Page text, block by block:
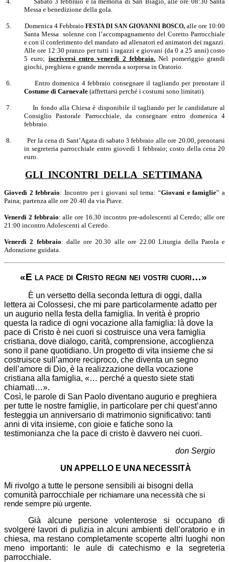
Messa e benedizione della gola.
5. Domenica 4 Febbraio FESTA DI SAN GIOVANNI BOSCO, alle ore 10:00
Santa Messa solenne con l’accompagnamento del Coretto Parrocchiale
e con il conferimento del mandato ad allenatori ed animatori dei ragazzi.
Alle ore 12:30 pranzo per tutti i ragazzi e giovani (da 0 a 25 anni) costo
5 euro; iscriversi entro venerdì 2 febbraio. Nel pomeriggio grandi
giochi, preghiera e grande merenda a sorpresa in Oratorio.
6.
Entro domenica 4 febbraio consegnare il tagliando per prenotare il
Costume di Carnevale (affrettarsi perché i costumi sono limitati).
7.
In fondo alla Chiesa è disponibile il tagliando per le candidature al
Consiglio Pastorale Parrocchiale, da consegnare entro domenica 4
febbraio.
8.
Per la cena di Sant’Agata di sabato 3 febbraio alle ore 20.00, prenotarsi
in segreteria parrocchiale entro giovedì 1 febbraio; costo della cena 20
euro.
GLI INCONTRI DELLA SETTIMANA
Giovedì 2 febbraio: Incontro per i giovani sul tema: “Giovani e famiglie” a
Paina; partenza alle ore 20:40 da via Piave.
Venerdì 2 febbraio: alle ore 16.30 incontro pre-adolescenti al Ceredo; alle ore
21:00 incontro Adolescenti al Ceredo.
Venerdì 2 febbraio: dalle ore 20.30 alle ore 22.00 Liturgia della Parola e
Adorazione guidata.
«E la pace di Cristo regni nei vostri cuori…»
È un versetto della seconda lettura di oggi, dalla
lettera ai Colossesi, che mi pare particolarmente adatto per
un augurio nella festa della famiglia. In verità è proprio
questa la radice di ogni vocazione alla famiglia: là dove la
pace di Cristo è nei cuori si costruisce una vera famiglia
cristiana, dove dialogo, carità, comprensione, accoglienza
sono il pane quotidiano. Un progetto di vita insieme che si
costruisce sull’amore reciproco, che diventa un segno
dell’amore di Dio, è la realizzazione della vocazione
cristiana alla famiglia, «… perché a questo siete stati
chiamati…».
Così, le parole di San Paolo diventano augurio e preghiera
per tutte le nostre famiglie, in particolare per chi quest’anno
festeggia un anniversario di matrimonio significativo: tanti
anni di vita insieme, con gioie e fatiche sono la
testimonianza che la pace di cristo è davvero nei cuori.
don Sergio
UN APPELLO E UNA NECESSITÀ
Mi rivolgo a tutte le persone sensibili ai bisogni della
comunità parrocchiale per richiamare una necessità che si
rende sempre più urgente.
Già alcune persone volenterose si occupano di
svolgere lavori di pulizia in alcuni ambienti dell’oratorio e in
chiesa, ma restano completamente scoperte altri luoghi non
meno importanti: le aule di catechismo e la segreteria
parrocchiale.